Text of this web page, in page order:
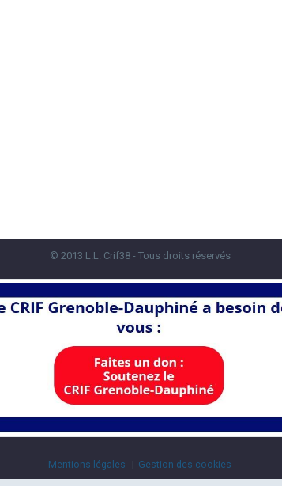
© 2013 L.L. Crif38 - Tous droits réservés
Mentions légales Gestion des cookies